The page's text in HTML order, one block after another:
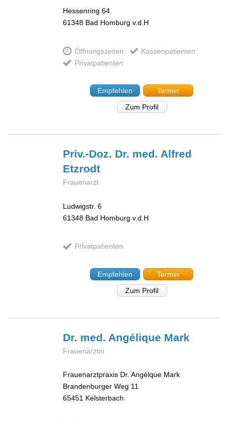
Hessenring 64
61348 Bad Homburg v.d.H
Öffnungszeiten
Kassenpatienten
Privatpatienten
Empfehlen
Termin
Zum Profil
Priv.-Doz. Dr. med. Alfred
Etzrodt
Frauenarzt
Ludwigstr. 6
61348 Bad Homburg v.d.H
Privatpatienten
Empfehlen
Termin
Zum Profil
Dr. med. Angélique Mark
Frauenärztin
Frauenarztpraxis Dr. Angélque Mark
Brandenburger Weg 11
65451 Kelsterbach